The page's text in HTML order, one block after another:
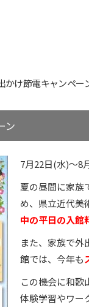
かけ節電キャンペー
ン
7月22日(水)〜8
夏の昼間に家族
め、県立近代美
中の平日の入館
また、家族で外
館では、今年も
この機会に和歌
体験学習やワー